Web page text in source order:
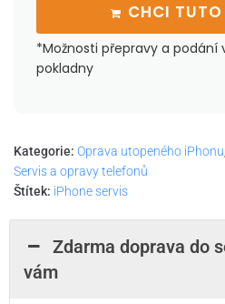
CHCI
*Možnosti přepravy a
pokladny
Kategorie: Oprava utopeného iPhonu
Servis a opravy telefonů
Štítek: iPhone servis
Zdarma doprava do
vám